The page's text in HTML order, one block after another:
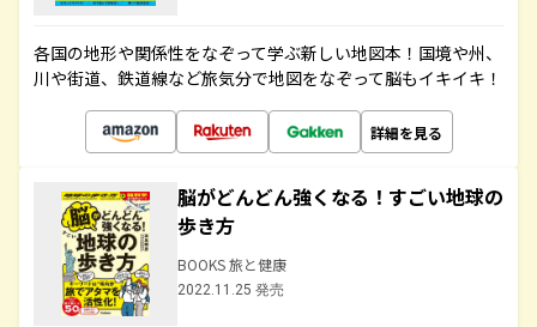
各国の地形や関係性をなぞって学ぶ新しい地図本！国境や州、
川や街道、鉄道線など旅気分で地図をなぞって脳もイキイキ！
詳細を見る
脳がどんどん強くなる！すごい地球の
歩き方
BOOKS 旅と健康
2022.11.25 発売